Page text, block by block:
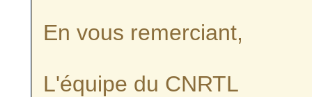
En vous remerciant,
L'équipe du CNRTL